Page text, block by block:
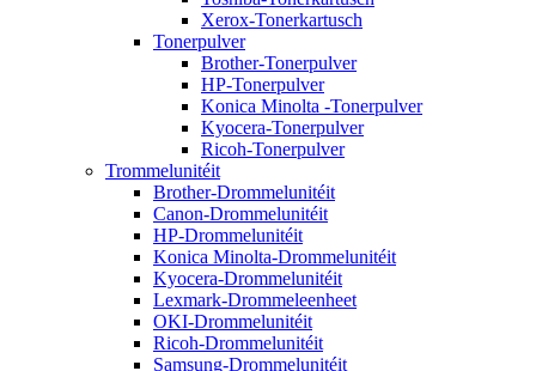
Xerox-Tonerkartusch
Tonerpulver
Brother-Tonerpulver
HP-Tonerpulver
Konica Minolta -Tonerpulver
Kyocera-Tonerpulver
Ricoh-Tonerpulver
Trommelunitéit
Brother-Drommelunitéit
Canon-Drommelunitéit
HP-Drommelunitéit
Konica Minolta-Drommelunitéit
Kyocera-Drommelunitéit
Lexmark-Drommeleenheet
OKI-Drommelunitéit
Ricoh-Drommelunitéit
Samsung-Drommelunitéit